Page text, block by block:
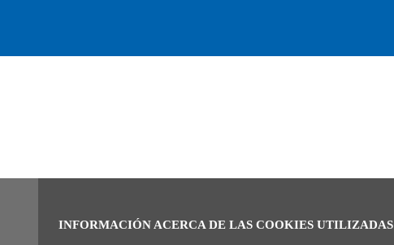
INFORMACIÓN ACERCA DE LAS COOKIES UTILIZADAS